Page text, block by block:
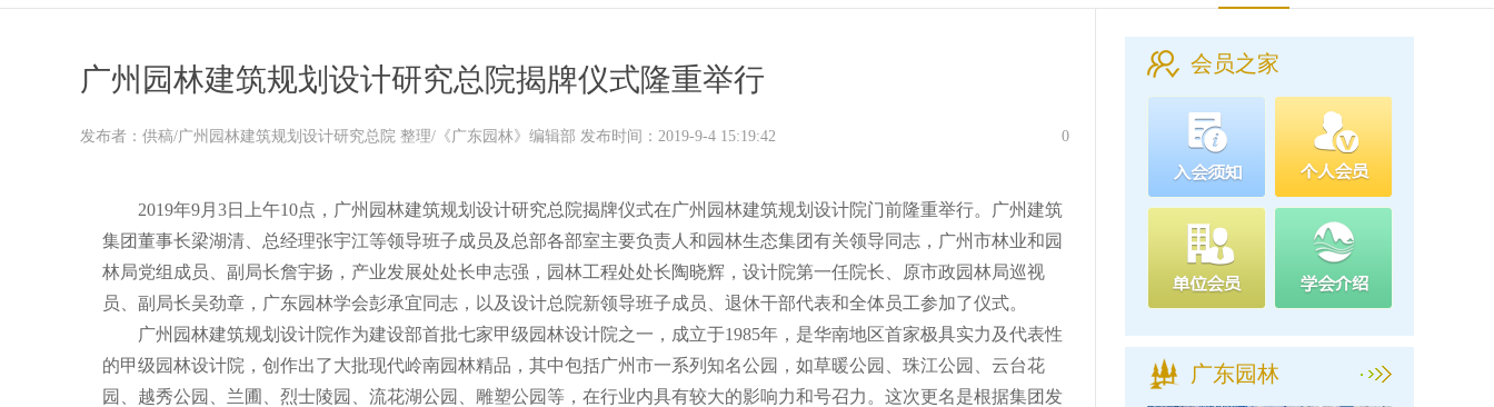
关于推荐广东园林学会专家库候选人的通知（2026年度）
关于公布2026年度广东园林学会研究项目立项名单的通知
关于申报2026年度广东园林学会科学技术奖的通知
广州园林建筑规划设计研究总院揭牌仪式隆重举行
0
发布者：供稿/广州园林建筑规划设计研究总院 整理/《广东园林》编辑部 发布时间：2019-9-4 15:19:42
2019年9月 3日上午10点，广州园林建筑规划设计研究总院揭牌仪式在广州园林建筑规划设计院门前隆重举行。广州建筑
集团董事长梁湖清、总经理张宇江等领导班子成员及总部各部室主要负责人和园林生态集团有关领导同志，广州市林业和园
林局党组成员、副局长詹宇扬，产业发展处处长申志强，园林工程处处长陶晓辉，设计院第一任院长、原市政园林局巡视
员、副局长吴劲章，广东园林学会彭承宜同志，以及设计总院新领导班子成员、退休干部代表和全体员工参加了仪式。
广州园林建筑规划设计院作为建设部首批七家甲级园林设计院之一，成立于1985年，是华南地区首家极具实力及代表性
的甲级园林设计院，创作出了大批现代岭南园林精品，其中包括广州市一系列知名公园，如草暖公园、珠江公园、云台花
园、越秀公园、兰圃、烈士陵园、流花湖公园、雕塑公园等，在行业内具有较大的影响力和号召力。这次更名是根据集团发
会员之家
广东园林